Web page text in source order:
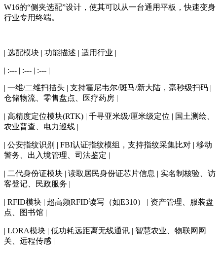
W16的“侧夹选配”设计，使其可以从一台通用平板，快速变身
行业专用终端。
| 选配模块 | 功能描述 | 适用行业 |
| :--- | :--- | :--- |
| 一维/二维扫描头 | 支持霍尼韦尔/斑马/新大陆，毫秒级扫码 |
仓储物流、零售盘点、医疗药房 |
| 高精度定位模块(RTK) | 千寻亚米级/厘米级定位 | 国土测绘、
农业普查、电力巡线 |
| 公安指纹识别 | FBI认证指纹模组，支持指纹采集比对 | 移动
警务、出入境管理、司法鉴定 |
| 二代身份证模块 | 读取居民身份证芯片信息 | 实名制核验、访
客登记、民政服务 |
| RFID模块 | 超高频RFID读写（如E310） | 资产管理、服装盘
点、图书馆 |
| LORA模块 | 低功耗远距离无线通讯 | 智慧农业、物联网网
关、远程传感 |